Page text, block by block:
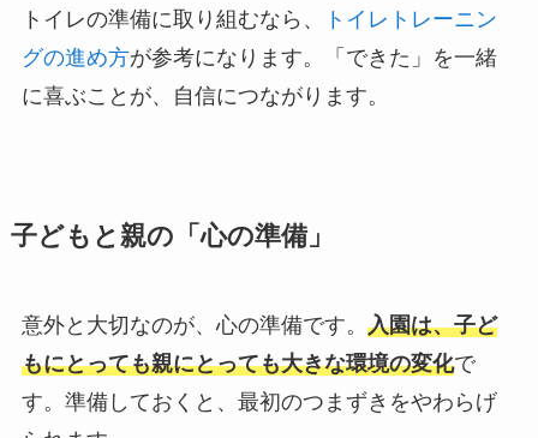
トイレの準備に取り組むなら、
トイレトレーニン
グの進め方が参考になります。「できた」を一緒
に喜ぶことが、自信につながります。
子どもと親の「心の準備」
意外と大切なのが、心の準備です。 入園は、子ど
もにとっても親にとっても大きな環境の変化で
す。準備しておくと、最初のつまずきをやわらげ